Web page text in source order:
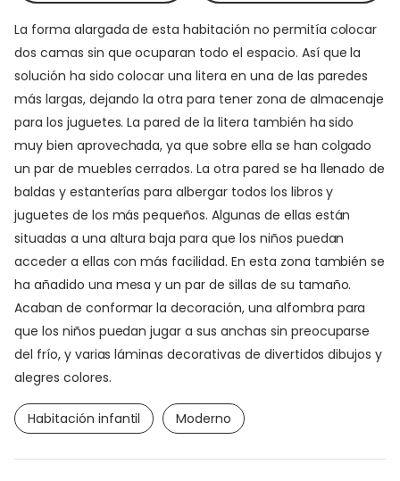
La forma alargada de esta habitación no permitía colocar
dos camas sin que ocuparan todo el espacio. Así que la
solución ha sido colocar una litera en una de las paredes
más largas, dejando la otra para tener zona de almacenaje
para los juguetes. La pared de la litera también ha sido
muy bien aprovechada, ya que sobre ella se han colgado
un par de muebles cerrados. La otra pared se ha llenado de
baldas y estanterías para albergar todos los libros y
juguetes de los más pequeños. Algunas de ellas están
situadas a una altura baja para que los niños puedan
acceder a ellas con más facilidad. En esta zona también se
ha añadido una mesa y un par de sillas de su tamaño.
Acaban de conformar la decoración, una alfombra para
que los niños puedan jugar a sus anchas sin preocuparse
del frío, y varias láminas decorativas de divertidos dibujos y
alegres colores.
Habitación infantil Moderno